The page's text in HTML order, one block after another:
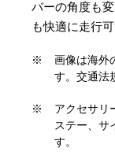
バーの角度も
も快適に走行
※
画像は海外
す。交通法
※
アクセサリ
ステー、サ
す。